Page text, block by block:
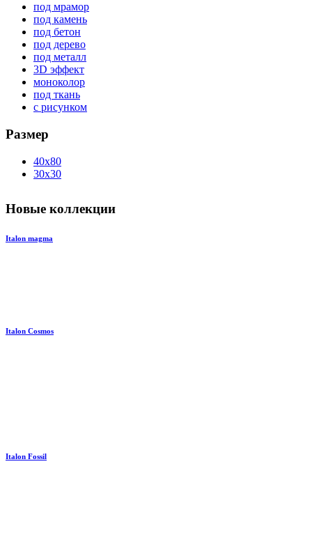
под мрамор
под камень
под бетон
под дерево
под металл
3D эффект
моноколор
под ткань
с рисунком
Размер
40x80
30x30
Новые коллекции
Italon magma
Italon Cosmos
Italon Fossil